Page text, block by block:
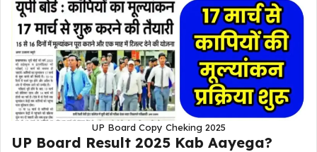
UP Board Copy Cheking 2025
UP Board Result 2025 Kab Aayega?